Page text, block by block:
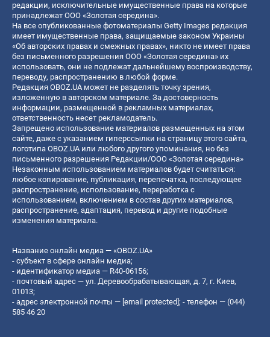
редакции, исключительные имущественные права на которые
принадлежат ООО «Золотая середина».
На все опубликованные фотоматериалы Getty Images редакция
имеет имущественные права, защищаемые законом Украины
«Об авторских правах и смежных правах», никто не имеет права
без письменного разрешения ООО «Золотая середина» их
использовать, они не подлежат дальнейшему воспроизводству,
переводу, распространению в любой форме.
Редакция OBOZ.UA может не разделять точку зрения,
изложенную в авторском материале. За достоверность
информации, размещенной в рекламных материалах,
ответственность несет рекламодатель.
Запрещено использование материалов размещенных на этом
сайте, даже с указанием гиперссылки на страницу этого сайта,
логотипа OBOZ.UA или любого другого упоминания, но без
письменного разрешения Редакции/ООО «Золотая середина»
Незаконным использованием материалов будет считаться:
любое копирование, публикация, перепечатка, последующее
распространение, использование, переработка с
использованием, включением в состав других материалов,
распространение, адаптация, перевод и другие подобные
изменения материала.
Название онлайн медиа — «OBOZ.UA»
- субъект в сфере онлайн медиа;
- идентификатор медиа — R40-06156;
- почтовый адрес — ул. Деревообрабатывающая, д. 7, г. Киев,
01013;
- адрес электронной почты — [email protected]; - телефон — (044)
585 46 20